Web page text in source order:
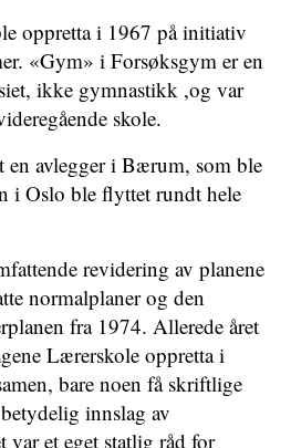
oppretta i 1967 på initiativ
«Gym» i Forsøksgym er en
ikke gymnastikk ,og var
skole.
en avlegger i Bærum, som ble
i Oslo ble flyttet rundt hele
revidering av planene
normalplaner og den
fra 1974. Allerede året
Lærerskole oppretta i
bare noen få skriftlige
innslag av
var et eget statlig råd for